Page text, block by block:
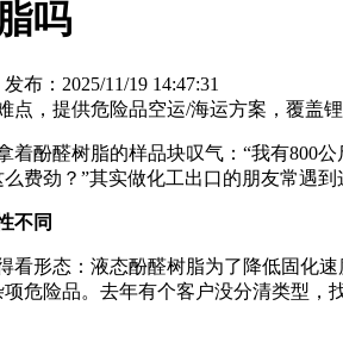
吗
布：2025/11/19 14:47:31
，提供危险品空运/海运方案，覆盖
着酚醛树脂的样品块叹气：“我有800
费劲？”其实做化工出口的朋友常遇
不同
看形态：液态酚醛树脂为了降低固化
危险品。去年有个客户没分清类型